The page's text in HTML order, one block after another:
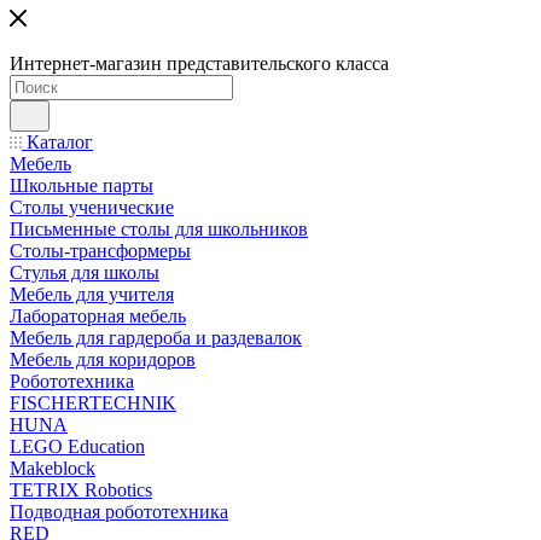
Интернет-магазин представительского класса
Каталог
Мебель
Школьные парты
Столы ученические
Письменные столы для школьников
Столы-трансформеры
Стулья для школы
Мебель для учителя
Лабораторная мебель
Мебель для гардероба и раздевалок
Мебель для коридоров
Робототехника
FISCHERTECHNIK
HUNA
LEGO Education
Makeblock
TETRIX Robotics
Подводная робототехника
RED